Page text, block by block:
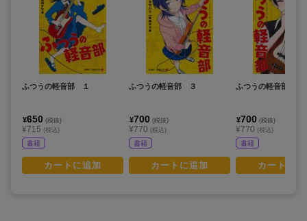
ふつうの軽音部 １
¥650 (税抜)
¥715 (税込)
書籍
カートに追加
ふつうの軽音部 ３
¥700 (税抜)
¥770 (税込)
書籍
カートに追加
ふつうの軽音部 ４
¥700 (税抜)
¥770 (税込)
書籍
カートに